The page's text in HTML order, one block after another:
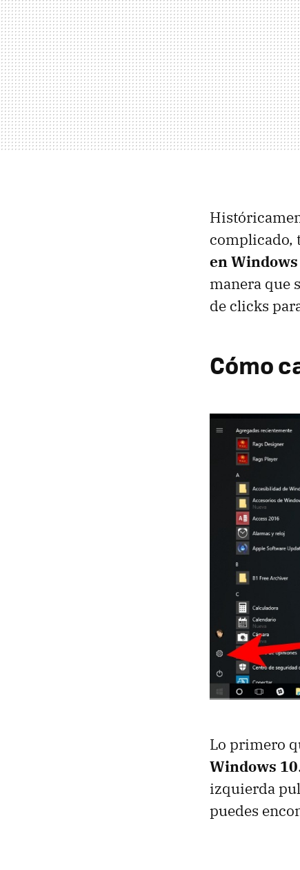
complicado,
en
manera que
de clicks
Cómo
Lo primero
Windows 10
izquierda
puedes